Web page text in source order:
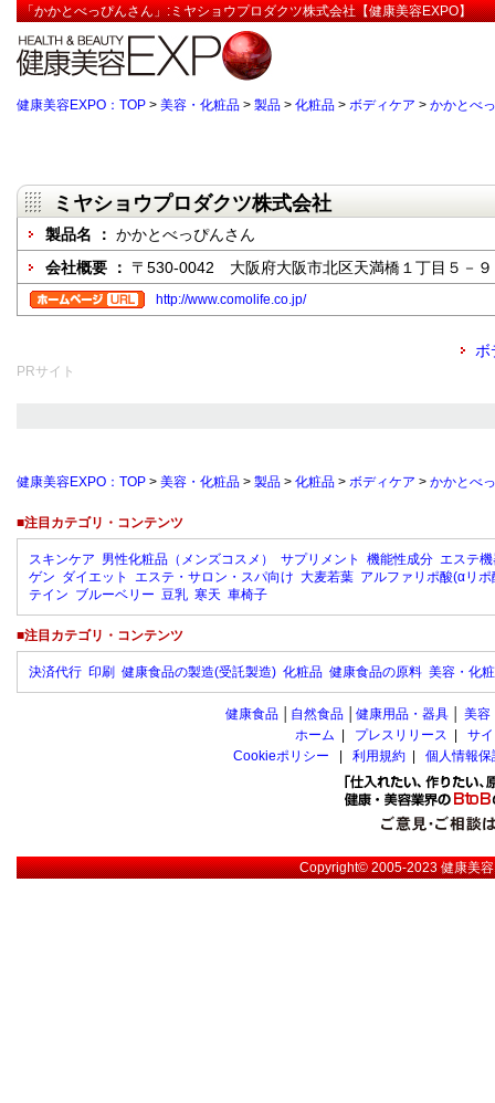
「かかとべっぴんさん」:ミヤショウプロダクツ株式会社【健康美容EXPO】
健康美容EXPO：TOP > 美容・化粧品 > 製品 > 化粧品 > ボディケア > かかとべ
ミヤショウプロダクツ株式会社
製品名 ： かかとべっぴんさん
会社概要 ： 〒530-0042 大阪府大阪市北区天満橋１丁目５－９
http://www.comolife.co.jp/
ボ
PRサイト
健康美容EXPO：TOP > 美容・化粧品 > 製品 > 化粧品 > ボディケア > かかとべ
■注目カテゴリ・コンテンツ
スキンケア 男性化粧品（メンズコスメ） サプリメント 機能性成分 エステ
ゲン ダイエット エステ・サロン・スパ向け 大麦若葉 アルファリポ酸(αリポ
テイン ブルーベリー 豆乳 寒天 車椅子
■注目カテゴリ・コンテンツ
決済代行 印刷 健康食品の製造(受託製造) 化粧品 健康食品の原料 美容・化
健康食品 自然食品 健康用品・器具 美容
ホーム
プレスリリース
サ
Cookieポリシー
利用規約 個人情報
Copyright© 2005-2023健康美